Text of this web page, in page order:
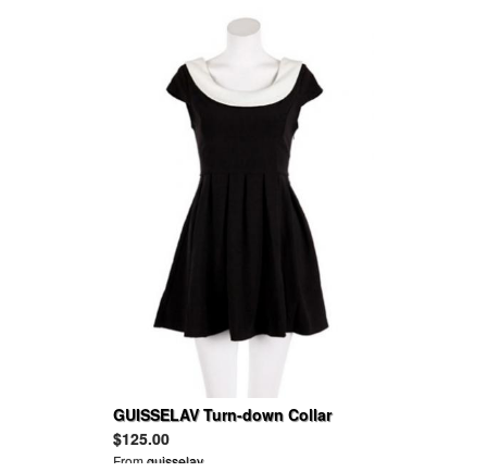
GUISSELAV Turn-down Collar
Batwing Sleeves Pleated Halter
Cotton Dress
$125.00
Fromguisselav